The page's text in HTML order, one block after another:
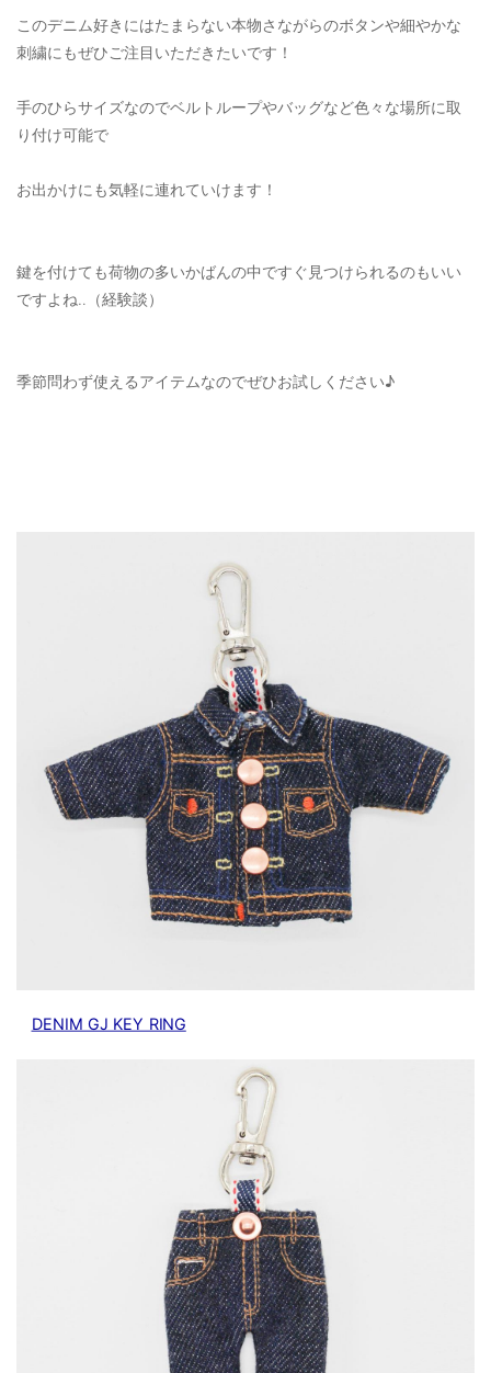
このデニム好きにはたまらない本物さながらのボタンや細やかな
刺繍にもぜひご注目いただきたいです！
手のひらサイズなのでベルトループやバッグなど色々な場所に取
り付け可能で
お出かけにも気軽に連れていけます！
鍵を付けても荷物の多いかばんの中ですぐ見つけられるのもいい
ですよね‥（経験談）
季節問わず使えるアイテムなのでぜひお試しください♪
DENIM GJ KEY RING